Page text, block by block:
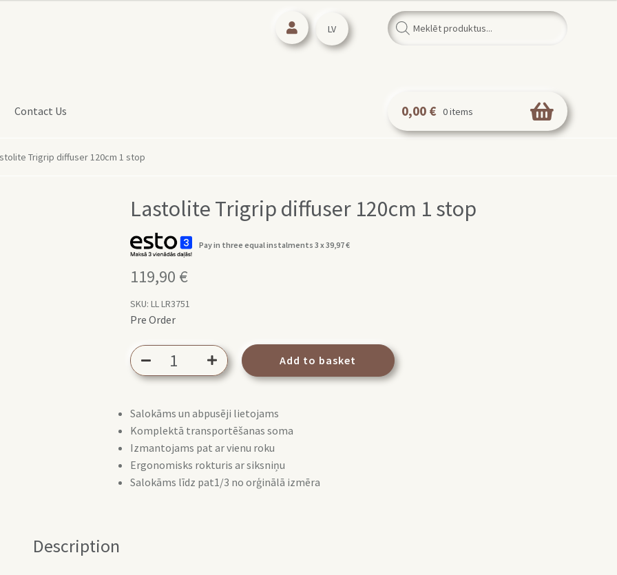
LV
Products
search
Contact Us 0,00 € 0 items
Trigrip diffuser 120cm 1 stop
Lastolite Trigrip diffuser 120cm 1 stop
Pay in three equal instalments 3 x39,97€
119,90 €
SKU: LL LR3751
Pre Order
Lastolite
Trigrip
1 stop
quantity
Add to basket
Salokāms un abpusēji lietojams
Komplektā transportēšanas soma
Izmantojams pat ar vienu roku
Ergonomisks rokturis ar siksniņu
Salokāms līdz pat1/3 no orģinālā izmēra
Description